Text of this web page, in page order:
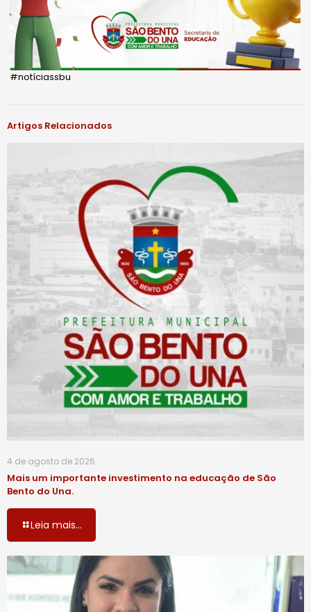
#notíciassbu
Artigos Relacionados
4 de agosto de 2026
Mais um importante investimento na educação de São
Bento do Una.
Leia mais...